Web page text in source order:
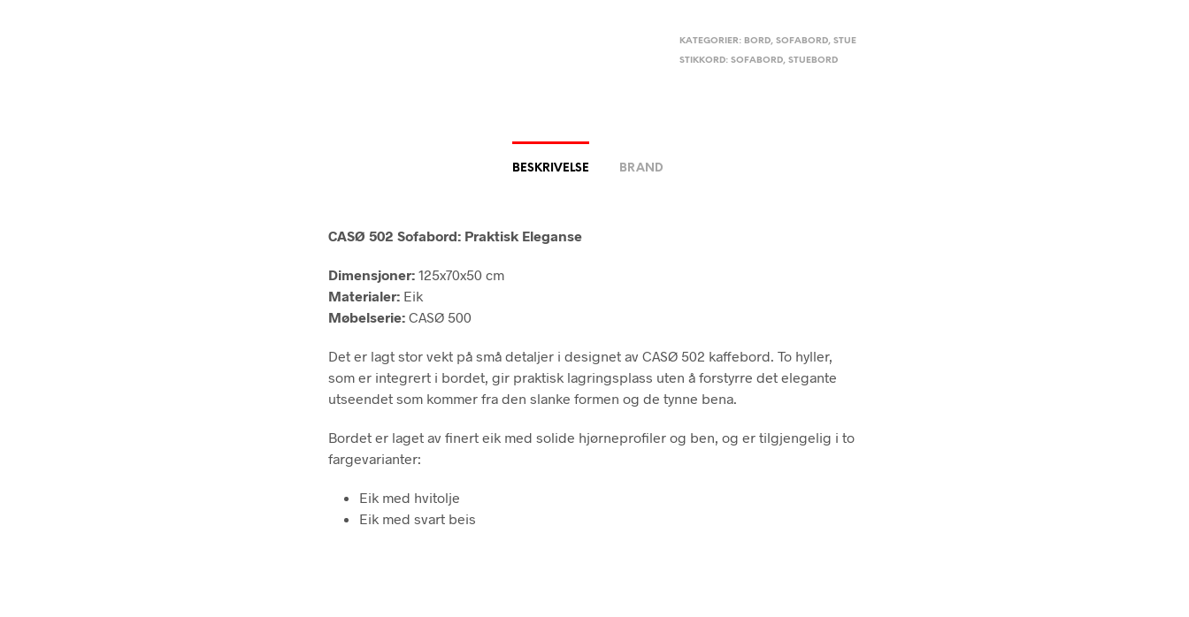
KATEGORIER: BORD,SOFABORD,STUE
STIKKORD:SOFABORD,STUEBORD
BESKRIVELSE BRAND
CASØ 502 Sofabord: Praktisk Eleganse
Dimensjoner: 125x70x50 cm
Materialer: Eik
Møbelserie: CASØ 500
Det er lagt stor vekt på små detaljer i designet av CASØ 502 kaffebord. To hyller,
som er integrert i bordet, gir praktisk lagringsplass uten å forstyrre det elegante
utseendet som kommer fra den slanke formen og de tynne bena.
Bordet er laget av finert eik med solide hjørneprofiler og ben, og er tilgjengelig i to
fargevarianter:
Eik med hvitolje
Eik med svart beis